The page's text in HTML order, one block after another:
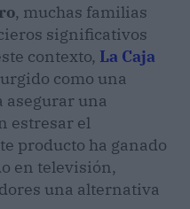
, muchas familias
significativos
contexto, La Caja
como una
asegurar una
estresar el
producto ha ganado
en televisión,
una alternativa